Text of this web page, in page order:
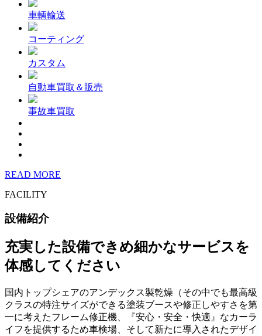
車輌輸送
コーティング
カスタム
自動車買取＆販売
事故車買取
READ MORE
FACILITY
設備紹介
充実した設備できめ細かなサービスを
体感してください
国内トップシェアのアンデックス製乾燥（その中でも最高級
クラスの特注サイズができる塗装ブースや修正しやすさを第
一に考えたフレーム修正機、『安心・安全・快適』なカーラ
イフを提供するため車検場、そして新たに導入されたデザイ